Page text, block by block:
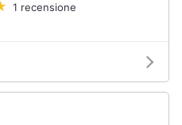
1 recensione